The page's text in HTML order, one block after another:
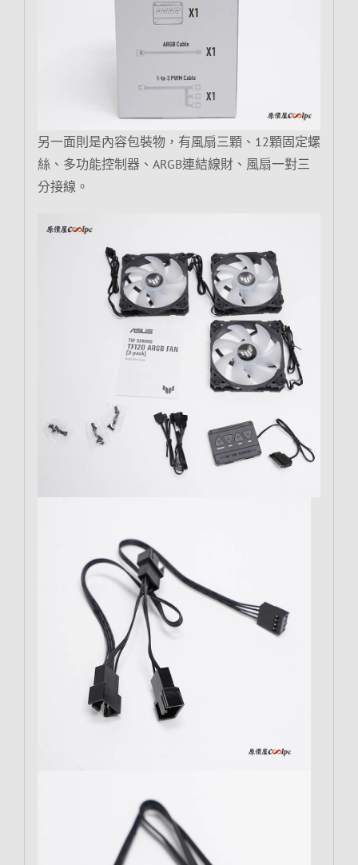
另一面則是內容包裝物，有風扇三顆、12顆固定螺
絲、多功能控制器、ARGB連結線財、風扇一對三
分接線。